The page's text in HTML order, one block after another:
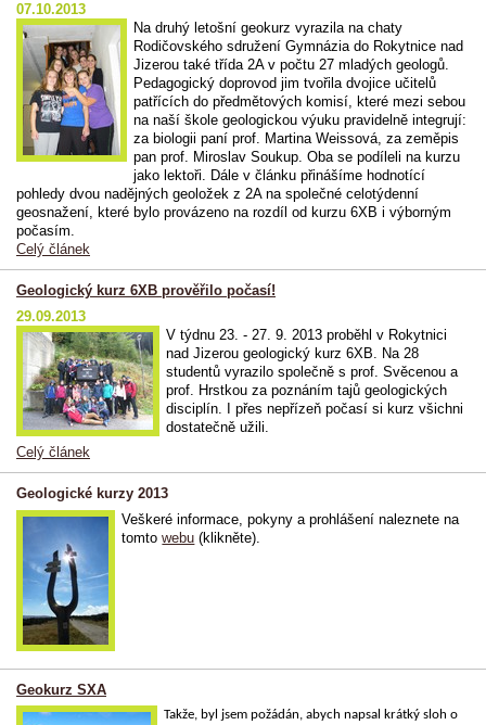
07.10.2013
Na druhý letošní geokurz vyrazila na chaty
Rodičovského sdružení Gymnázia do Rokytnice nad
Jizerou také třída 2A v počtu 27 mladých geologů.
Pedagogický doprovod jim tvořila dvojice učitelů
patřících do předmětových komisí, které mezi sebou
na naší škole geologickou výuku pravidelně integrují:
za biologii paní prof. Martina Weissová, za zeměpis
pan prof. Miroslav Soukup. Oba se podíleli na kurzu
jako lektoři. Dále v článku přinášíme hodnotící
pohledy dvou nadějných geoložek z 2A na společné celotýdenní
geosnažení, které bylo provázeno na rozdíl od kurzu 6XB i výborným
počasím.
Celý článek
Geologický kurz 6XB prověřilo počasí!
29.09.2013
V týdnu 23. - 27. 9. 2013 proběhl v Rokytnici
nad Jizerou geologický kurz 6XB. Na 28
studentů vyrazilo společně s prof. Svěcenou a
prof. Hrstkou za poznáním tajů geologických
disciplín. I přes nepřízeň počasí si kurz všichni
dostatečně užili.
Celý článek
Geologické kurzy 2013
Veškeré informace, pokyny a prohlášení naleznete na
tomtowebu (klikněte).
Geokurz SXA
Takže, byl jsem požádán, abych napsal krátký sloh o